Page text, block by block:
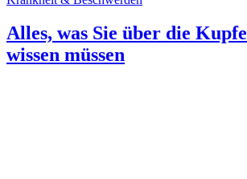
Alles, was Sie über die
wissen müssen